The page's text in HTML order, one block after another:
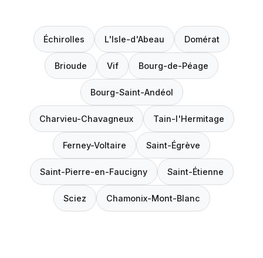
Échirolles L'Isle-d'Abeau Domérat
Brioude Vif Bourg-de-Péage
Bourg-Saint-Andéol
Charvieu-Chavagneux Tain-l'Hermitage
Ferney-Voltaire Saint-Égrève
Saint-Pierre-en-Faucigny Saint-Étienne
Sciez Chamonix-Mont-Blanc